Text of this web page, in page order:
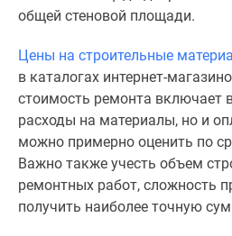
водоема
поселки
ипотеку
Бизнес-
центры
Коттеджи
Скидки
общей стеновой площади.
Цены на строительные
в каталогах интернет-
стоимость ремонта включает
расходы на материалы, но и
можно примерно оценить по
Важно также учесть объем
ремонтных работ, сложность
получить наиболее точную